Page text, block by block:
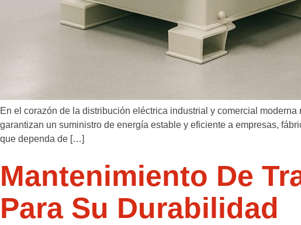
En el corazón de la distribución eléctrica industrial y comercial
garantizan un suministro de energía estable y eficiente a empresas,
que dependa de […]
Mantenimiento De
Para Su Durabilidad